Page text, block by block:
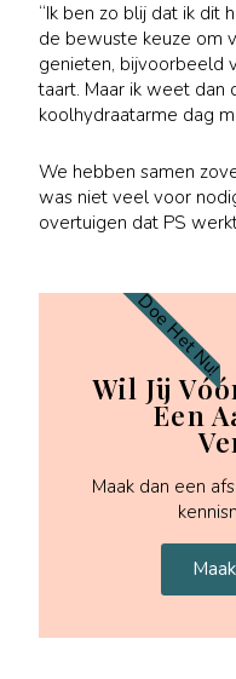
“Ik ben zo blij dat ik dit
de bewuste keuze om
genieten, bijvoorbeeld
taart. Maar ik weet dan
koolhydraatarme dag
We hebben samen
was niet veel voor
overtuigen dat PS
Wil Jij
Een
Maak dan een
Doe Het Nu!